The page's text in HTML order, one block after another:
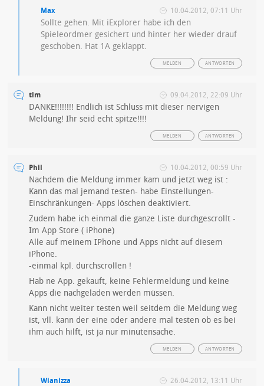
Max 10.04.2012, 07:11 Uhr
Sollte gehen. Mit iExplorer habe ich den
Spieleordmer gesichert und hinter her wieder drauf
geschoben. Hat 1A geklappt.
ANTWORTEN
MELDEN
tim 09.04.2012, 22:09 Uhr
DANKE!!!!!!!! Endlich ist Schluss mit dieser nervigen
Meldung! Ihr seid echt spitze!!!!
ANTWORTEN
MELDEN
Phil 10.04.2012, 00:59 Uhr
Nachdem die Meldung immer kam und jetzt weg ist :
Kann das mal jemand testen- habe Einstellungen-
Einschränkungen- Apps löschen deaktiviert.
Zudem habe ich einmal die ganze Liste durchgescrollt -
Im App Store ( iPhone)
Alle auf meinem IPhone und Apps nicht auf diesem
iPhone.
-einmal kpl. durchscrollen !
Hab ne App. gekauft, keine Fehlermeldung und keine
Apps die nachgeladen werden müssen.
Kann nicht weiter testen weil seitdem die Meldung weg
ist, vll. kann der eine oder andere mal testen ob es bei
ihm auch hilft, ist ja nur minutensache.
ANTWORTEN
MELDEN
Wianizza 26.04.2012, 13:11 Uhr